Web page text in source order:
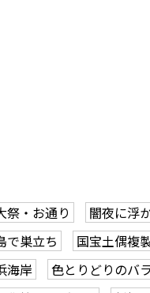
祭・お通り
闇夜に浮
巣立ち
国宝土偶複
海岸
色とりどりのバ